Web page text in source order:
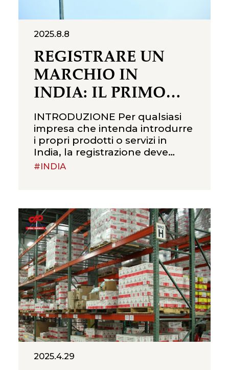
2025.8.8
REGISTRARE UN
MARCHIO IN
INDIA: IL PRIMO
PASSO PER
PROTEGGERE IL
BRAND
INTRODUZIONE Per qualsiasi
impresa che intenda introdurre
i propri prodotti o servizi in
India, la registrazione deve
essere considerata una priorità
rilevanti in attività di marketing,
sviluppo del prodotto o
promozione commerciale. In
India, la materia è regolata dal
Trade Marks Act del 1999 e
#INDIA
2025.4.29